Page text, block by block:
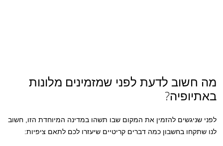
מה חשוב לדעת לפני שמזמינים מלונות
באתיופיה?
לפני שניגשים להזמין את המקום שבו תשהו במדינה המיוחדת הזו, חשוב
לנו שתקחו בחשבון כמה דברים קריטיים שיעזרו לכם לתאם ציפיות: